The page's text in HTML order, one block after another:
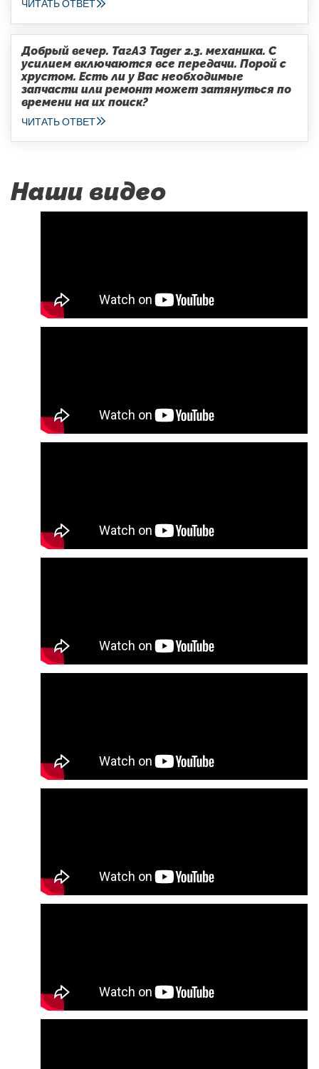
ЧИТАТЬ ОТВЕТ
Добрый вечер. ТагАЗ Tager 2.3. механика. С
усилием включаются все передачи. Порой с
хрустом. Есть ли у Вас необходимые
запчасти или ремонт может затянуться по
времени на их поиск?
ЧИТАТЬ ОТВЕТ
Наши видео